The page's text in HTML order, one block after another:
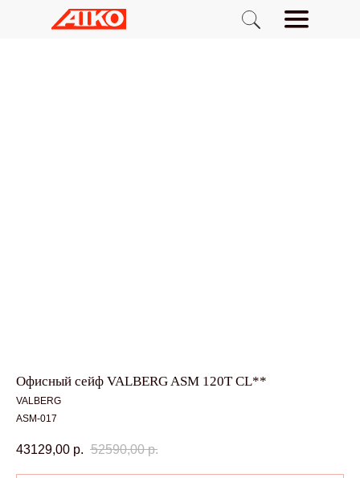
Офисный сейф VALBERG ASM 120T CL**
VALBERG
ASM-017
43129,00 р. 52590,00 р.